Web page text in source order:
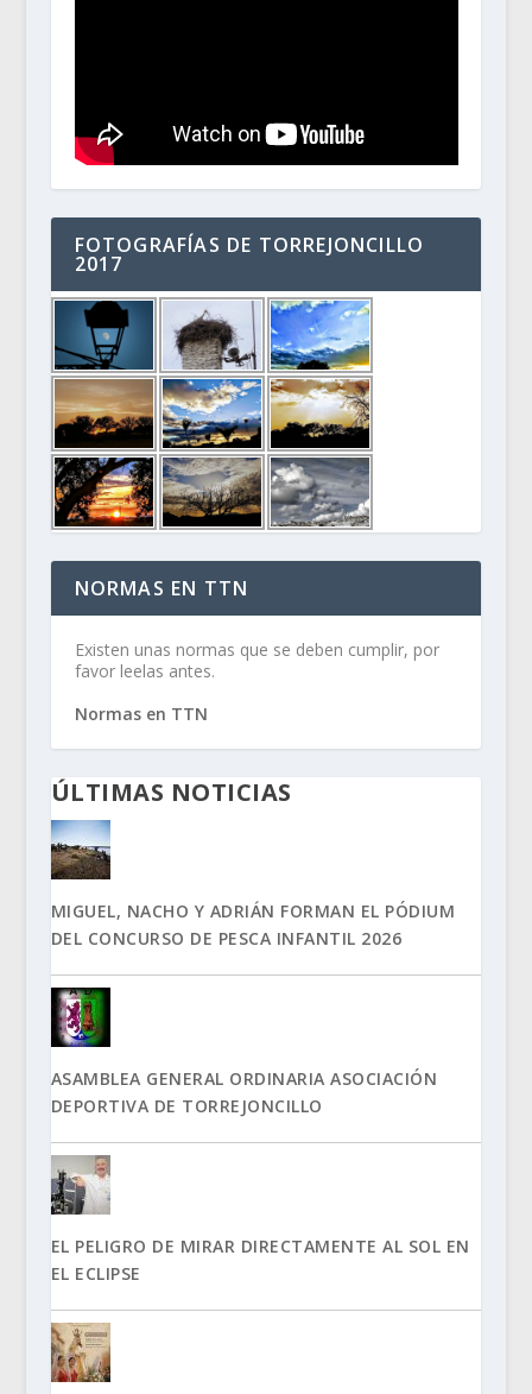
FOTOGRAFÍAS DE TORREJONCILLO
2017
NORMAS EN TTN
Existen unas normas que se deben cumplir, por
favor leelas antes.
Normas en TTN
ÚLTIMAS NOTICIAS
MIGUEL, NACHO Y ADRIÁN FORMAN EL PÓDIUM
DEL CONCURSO DE PESCA INFANTIL 2026
ASAMBLEA GENERAL ORDINARIA ASOCIACIÓN
DEPORTIVA DE TORREJONCILLO
EL PELIGRO DE MIRAR DIRECTAMENTE AL SOL EN
EL ECLIPSE